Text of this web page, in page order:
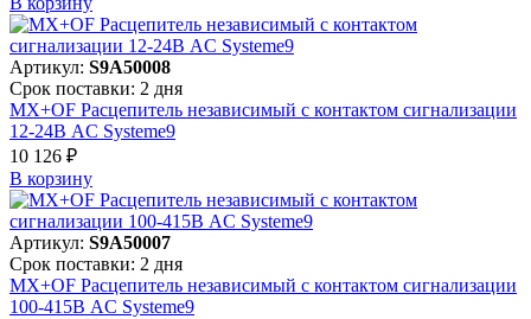
Артикул: S9A50008
Срок поставки: 2 дня
MX+OF Расцепитель независимый с контактом сигнализации
12-24В AC Systeme9
10 126 ₽
В корзинy
Артикул: S9A50007
Срок поставки: 2 дня
MX+OF Расцепитель независимый с контактом сигнализации
100-415В AC Systeme9